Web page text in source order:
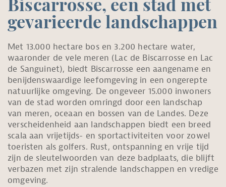
Biscarrosse, een stad met
gevarieerde landschappen
Met 13.000 hectare bos en 3.200 hectare water,
waaronder de vele meren (Lac de Biscarrosse en Lac
de Sanguinet), biedt Biscarrosse een aangename en
benijdenswaardige leefomgeving in een ongerepte
natuurlijke omgeving. De ongeveer 15.000 inwoners
van de stad worden omringd door een landschap
van meren, oceaan en bossen van de Landes. Deze
verscheidenheid aan landschappen biedt een breed
scala aan vrijetijds- en sportactiviteiten voor zowel
toeristen als golfers. Rust, ontspanning en vrije tijd
zijn de sleutelwoorden van deze badplaats, die blijft
verbazen met zijn stralende landschappen en vredige
omgeving.